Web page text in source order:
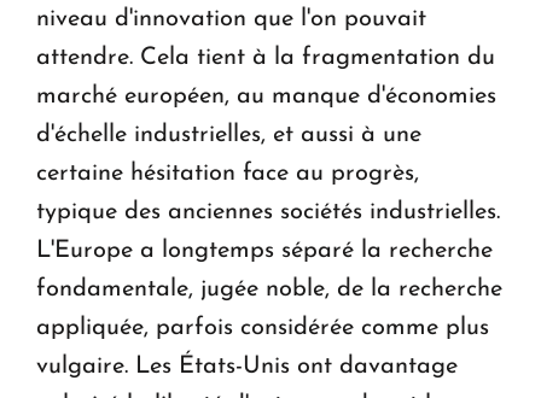
niveau d'innovation que l'on pouvait
attendre. Cela tient à la fragmentation du
marché européen, au manque d'économies
d'échelle industrielles, et aussi à une
certaine hésitation face au progrès,
typique des anciennes sociétés industrielles.
L'Europe a longtemps séparé la recherche
fondamentale, jugée noble, de la recherche
appliquée, parfois considérée comme plus
vulgaire. Les États-Unis ont davantage